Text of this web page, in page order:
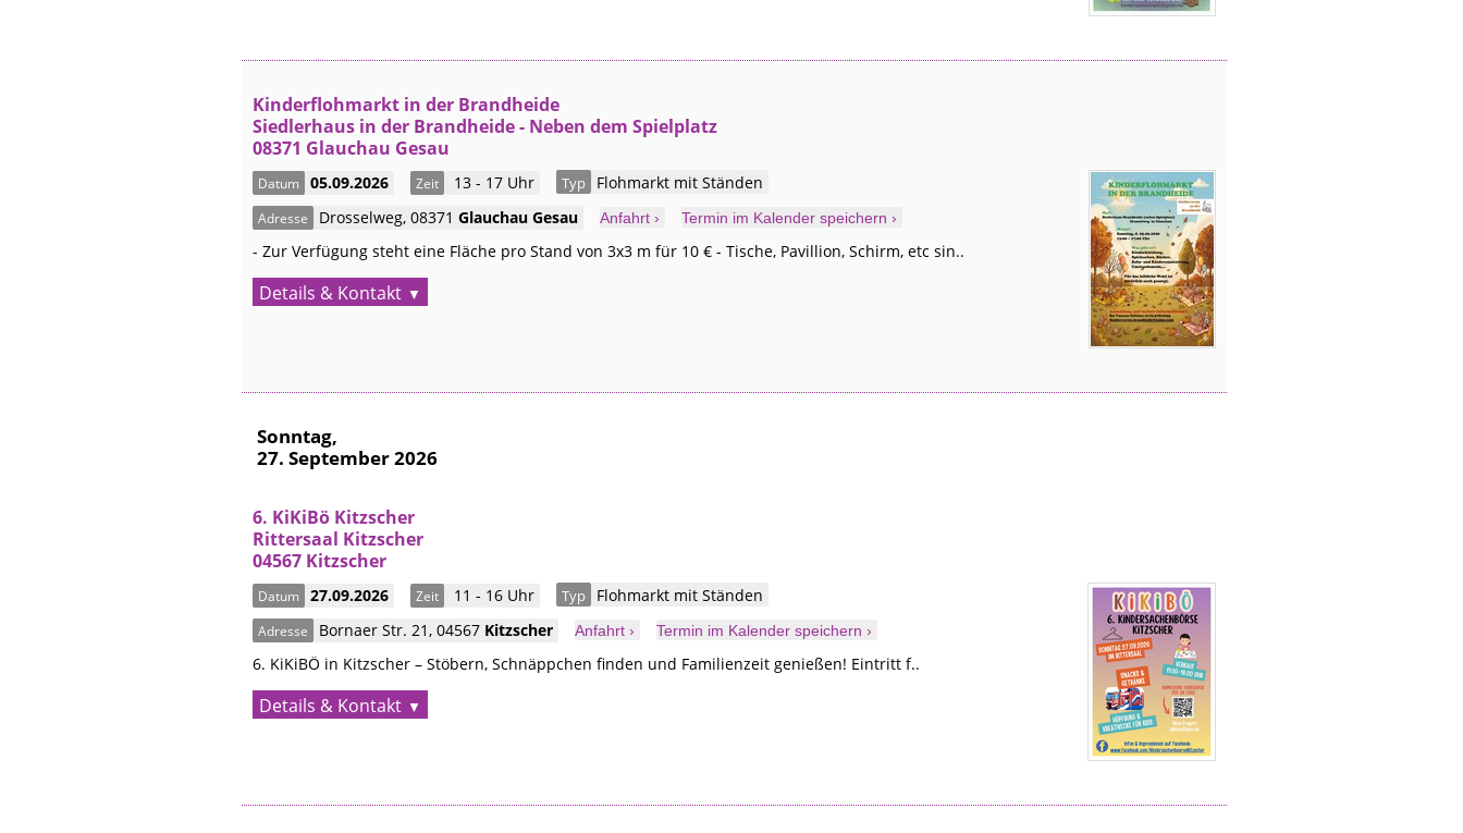
Kinderflohmarkt in der Brandheide
Siedlerhaus in der Brandheide - Neben dem Spielplatz
08371 Glauchau Gesau
Datum 05.09.2026 Zeit 13 - 17 Uhr Typ Flohmarkt mit Ständen
Adresse Drosselweg, 08371 Glauchau Gesau Anfahrt › Termin im Kalender speichern ›
- Zur Verfügung steht eine Fläche pro Stand von 3x3 m für 10 € - Tische, Pavillion, Schirm, etc sin..
Details & Kontakt
Sonntag,
27. September 2026
6. KiKiBö Kitzscher
Rittersaal Kitzscher
04567 Kitzscher
Datum 27.09.2026 Zeit 11 - 16 Uhr Typ Flohmarkt mit Ständen
Adresse Bornaer Str. 21, 04567 Kitzscher Anfahrt › Termin im Kalender speichern ›
6. KiKiBÖ in Kitzscher – Stöbern, Schnäppchen finden und Familienzeit genießen! Eintritt f..
Details & Kontakt